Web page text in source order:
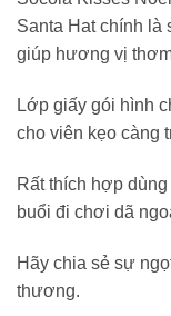
Santa Hat chính
giúp hương vị
Lớp giấy gói hình
cho viên kẹo càng
Rất thích hợp
buổi đi chơi dã
Hãy chia sẻ sự
thương.